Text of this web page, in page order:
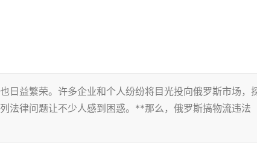
日益繁荣。许多企业和个人纷纷将目光投向俄罗斯市场，
法律问题让不少人感到困惑。**那么，俄罗斯搞物流违法